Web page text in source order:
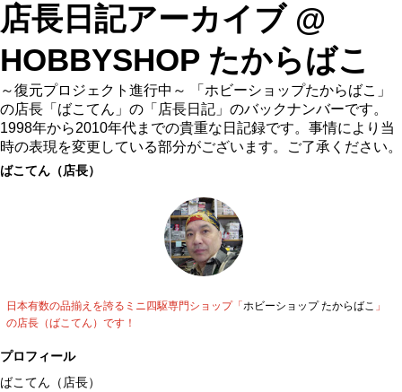
店長日記アーカイブ @
HOBBYSHOP たからばこ
～復元プロジェクト進行中～ 「ホビーショップたからばこ」
の店長「ばこてん」の「店長日記」のバックナンバーです。
1998年から2010年代までの貴重な日記録です。事情により当
時の表現を変更している部分がございます。ご了承ください。
ばこてん（店長）
日本有数の品揃えを誇るミニ四駆専門ショップ「 ホビーショップ たからばこ 」
の店長（ばこてん）です！
プロフィール
ばこてん（店長）